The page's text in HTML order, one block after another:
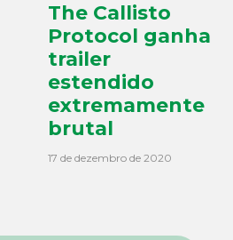
The Callisto
Protocol ganha
trailer
estendido
extremamente
brutal
17 de dezembro de 2020